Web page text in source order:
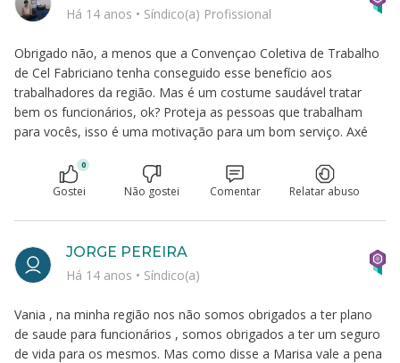
Obrigado não, a menos que a Convençao Coletiva de Trabalho
de Cel Fabriciano tenha conseguido esse benefício aos
trabalhadores da região. Mas é um costume saudável tratar
bem os funcionários, ok? Proteja as pessoas que trabalham
para vocês, isso é uma motivação para um bom serviço. Axé
Há 14 anos • Síndico(a) Profissional
0
Gostei Não gostei Comentar Relatar abuso
Vania , na minha região nos não somos obrigados a ter plano
de saude para funcionários , somos obrigados a ter um seguro
de vida para os mesmos. Mas como disse a Marisa vale a pena
JORGE PEREIRA
Há 14 anos • Síndico(a)